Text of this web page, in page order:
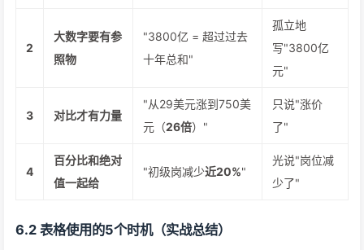
2
大数字要有参
照物
"3800亿 = 超过过去
十年总和"
孤立地
写"3800亿
元"
3 对比才有力量
"从29美元涨到750美
元（26倍）"
只说"涨价
了"
4
百分比和绝对
值一起给
"初级岗减少近20%"
光说"岗位减
少了"
6.2 表格使用的5个时机（实战总结）